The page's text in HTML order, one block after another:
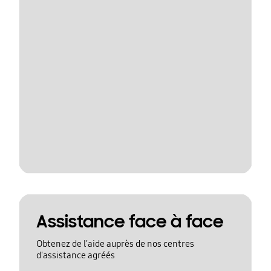
Assistance face à face
Obtenez de l'aide auprès de nos centres
d'assistance agréés